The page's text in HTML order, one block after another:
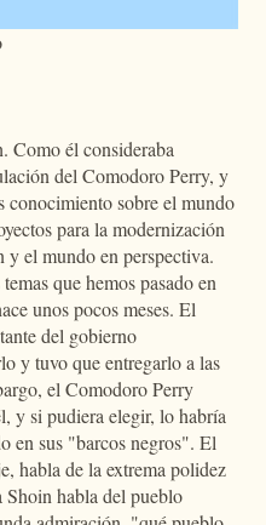
Como él consideraba
del Comodoro Perry, y
conocimiento sobre el mundo
para la modernización
y el mundo en perspectiva.
que hemos pasado en
unos pocos meses. El
del gobierno
y tuvo que entregarlo a las
el Comodoro Perry
y si pudiera elegir, lo habría
en sus "barcos negros". El
habla de la extrema polidez
habla del pueblo